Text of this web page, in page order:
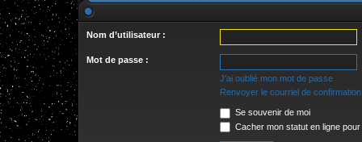
Nom d’utilisateur :
Mot de passe :
J’ai oublié mon mot de passe
Renvoyer le courriel de confirmation
Se souvenir de moi
Cacher mon statut en ligne